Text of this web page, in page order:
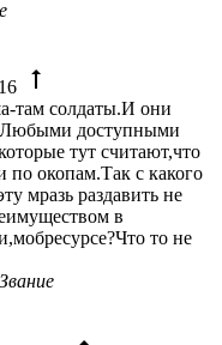
там солдаты.И они
доступными
тут считают,что
окопам.Так с какого
мразь раздавить не
в
то не